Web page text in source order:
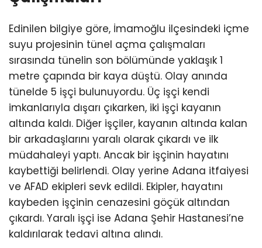
Edinilen bilgiye göre, İmamoğlu ilçesindeki içme
suyu projesinin tünel açma çalışmaları
sırasında tünelin son bölümünde yaklaşık 1
metre çapında bir kaya düştü. Olay anında
tünelde 5 işçi bulunuyordu. Üç işçi kendi
imkanlarıyla dışarı çıkarken, iki işçi kayanın
altında kaldı. Diğer işçiler, kayanın altında kalan
bir arkadaşlarını yaralı olarak çıkardı ve ilk
müdahaleyi yaptı. Ancak bir işçinin hayatını
kaybettiği belirlendi. Olay yerine Adana itfaiyesi
ve AFAD ekipleri sevk edildi. Ekipler, hayatını
kaybeden işçinin cenazesini göçük altından
çıkardı. Yaralı işçi ise Adana Şehir Hastanesi’ne
kaldırılarak tedavi altına alındı.